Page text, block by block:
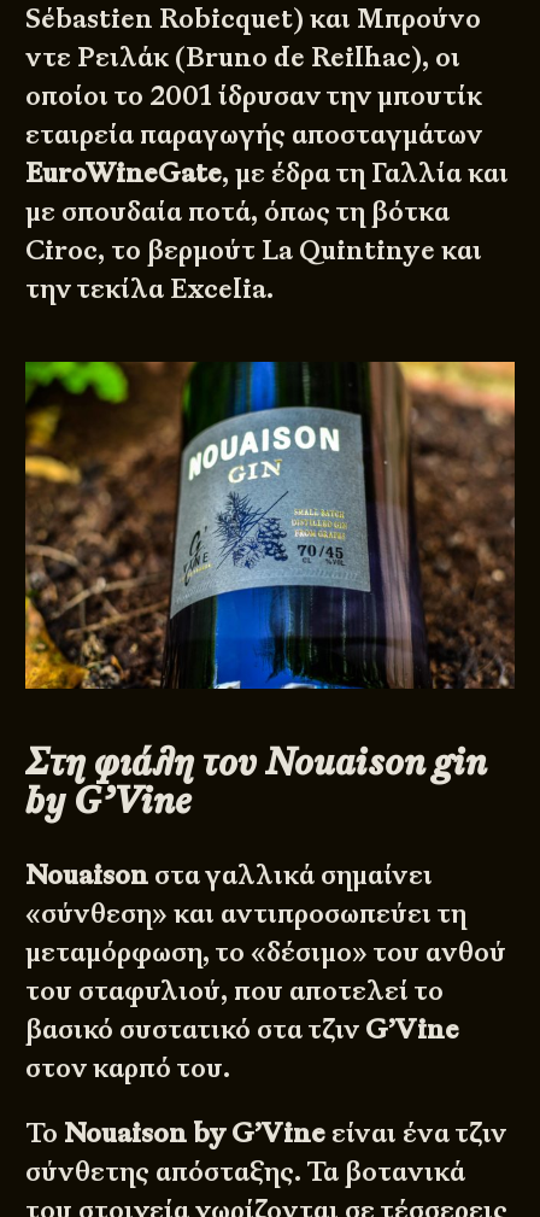
Sébastien Robicquet) και Μπρούνο
ντε Ρειλάκ (Bruno de Reilhac), οι
οποίοι το 2001 ίδρυσαν την μπουτίκ
εταιρεία παραγωγής αποσταγμάτων
EuroWineGate, με έδρα τη Γαλλία και
με σπουδαία ποτά, όπως τη βότκα
Ciroc, το βερμούτ La Quintinye και
την τεκίλα Excelia.
Στη φιάλη του Nouaison gin
by G’Vine
Nouaison στα γαλλικά σημαίνει
«σύνθεση» και αντιπροσωπεύει τη
μεταμόρφωση, το «δέσιμο» του ανθού
του σταφυλιού, που αποτελεί το
βασικό συστατικό στα τζιν G’Vine
στον καρπό του.
Το Nouaison by G’Vine είναι ένα τζιν
σύνθετης απόσταξης. Τα βοτανικά